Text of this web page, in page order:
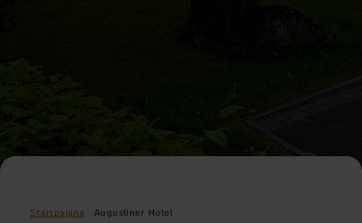
Startpagina Augustiner Hotel